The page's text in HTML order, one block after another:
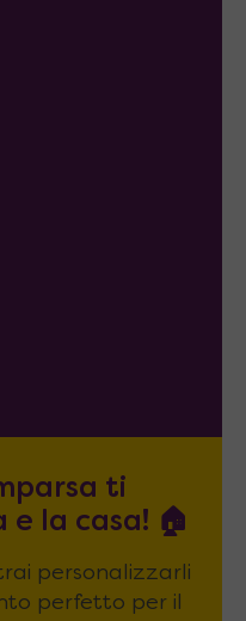
ti
e la casa! 🏠
personalizzarli
perfetto per il